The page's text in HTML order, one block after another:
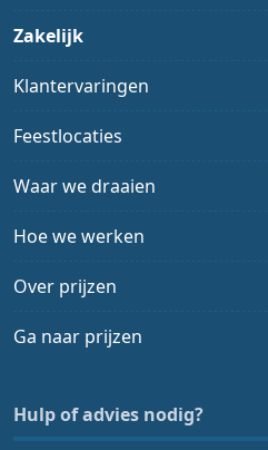
Zakelijk
Klantervaringen
Feestlocaties
Waar we draaien
Hoe we werken
Over prijzen
Ga naar prijzen
Hulp of advies nodig?